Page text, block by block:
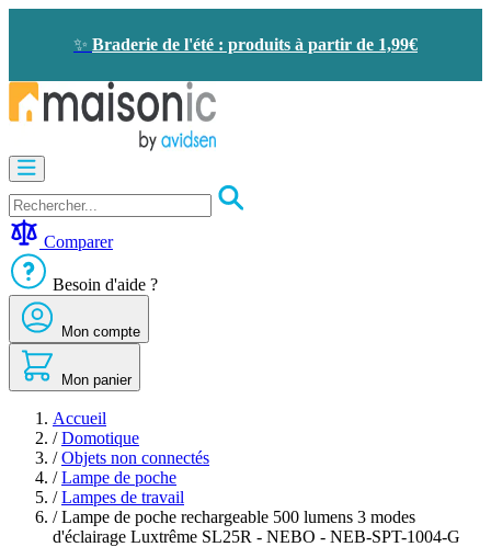
✨ Braderie de l'été : produits à partir de 1,99€
Visiophone
-
Sonnette
-
économie
d'énergie
Sécurité
Confort
de
maison
Seconde
vie
Bons
plans
Comparer
Besoin d'aide ?
Mon compte
Mon panier
Accueil
/ Domotique
/ Objets non connectés
/ Lampe de poche
/ Lampes de travail
/ Lampe de poche rechargeable 500 lumens 3 modes
d'éclairage Luxtrême SL25R - NEBO - NEB-SPT-1004-G